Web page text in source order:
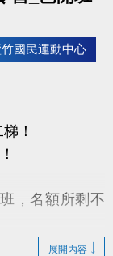
國民運動中心
！
，名額所剩不
探險家就能啟
展開內容